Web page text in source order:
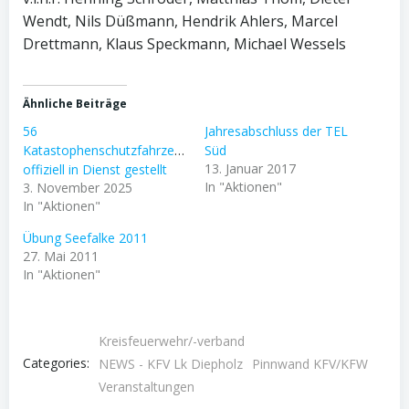
Wendt, Nils Düßmann, Hendrik Ahlers, Marcel
Drettmann, Klaus Speckmann, Michael Wessels
Ähnliche Beiträge
56
Katastophenschutzfahrzeuge
offiziell in Dienst gestellt
3. November 2025
In "Aktionen"
Jahresabschluss der TEL
Süd
13. Januar 2017
In "Aktionen"
Übung Seefalke 2011
27. Mai 2011
In "Aktionen"
Categories:
Kreisfeuerwehr/-verband
NEWS - KFV Lk Diepholz
Pinnwand KFV/KFW
Veranstaltungen